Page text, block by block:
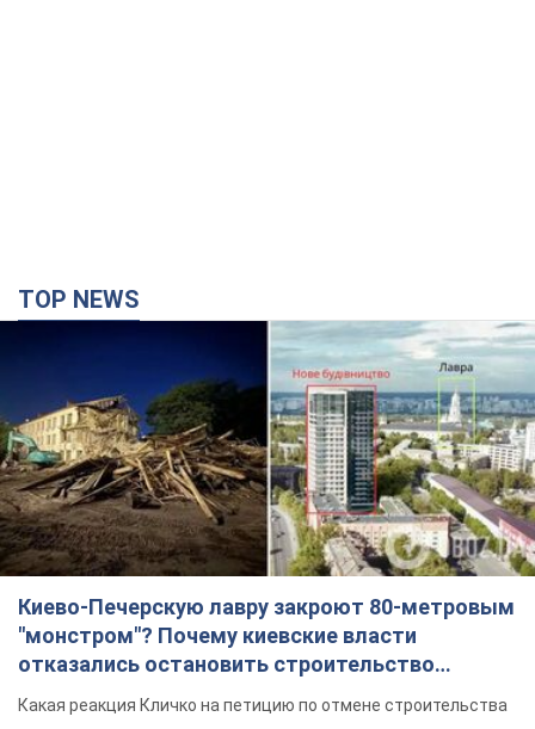
TOP NEWS
Киево-Печерскую лавру закроют 80-метровым
"монстром"? Почему киевские власти
отказались остановить строительство
небоскреба "московского верующего"
Какая реакция Кличко на петицию по отмене строительства